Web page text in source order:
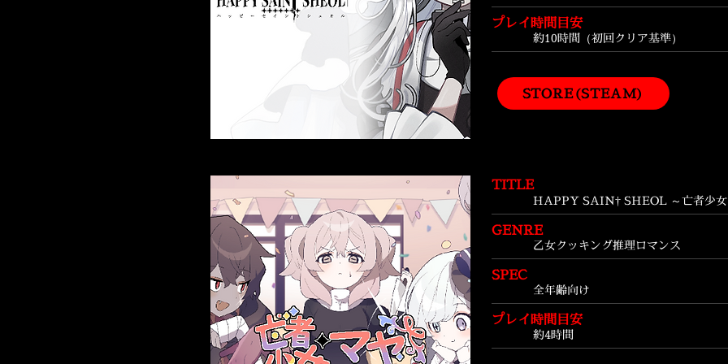
プレイ時間目安
約10時間（初回クリア基準）
STORE(STEAM)
TITLE
HAPPY SAIN† SHEOL ～亡者少女
GENRE
乙女クッキング推理ロマンス
SPEC
全年齢向け
プレイ時間目安
約4時間